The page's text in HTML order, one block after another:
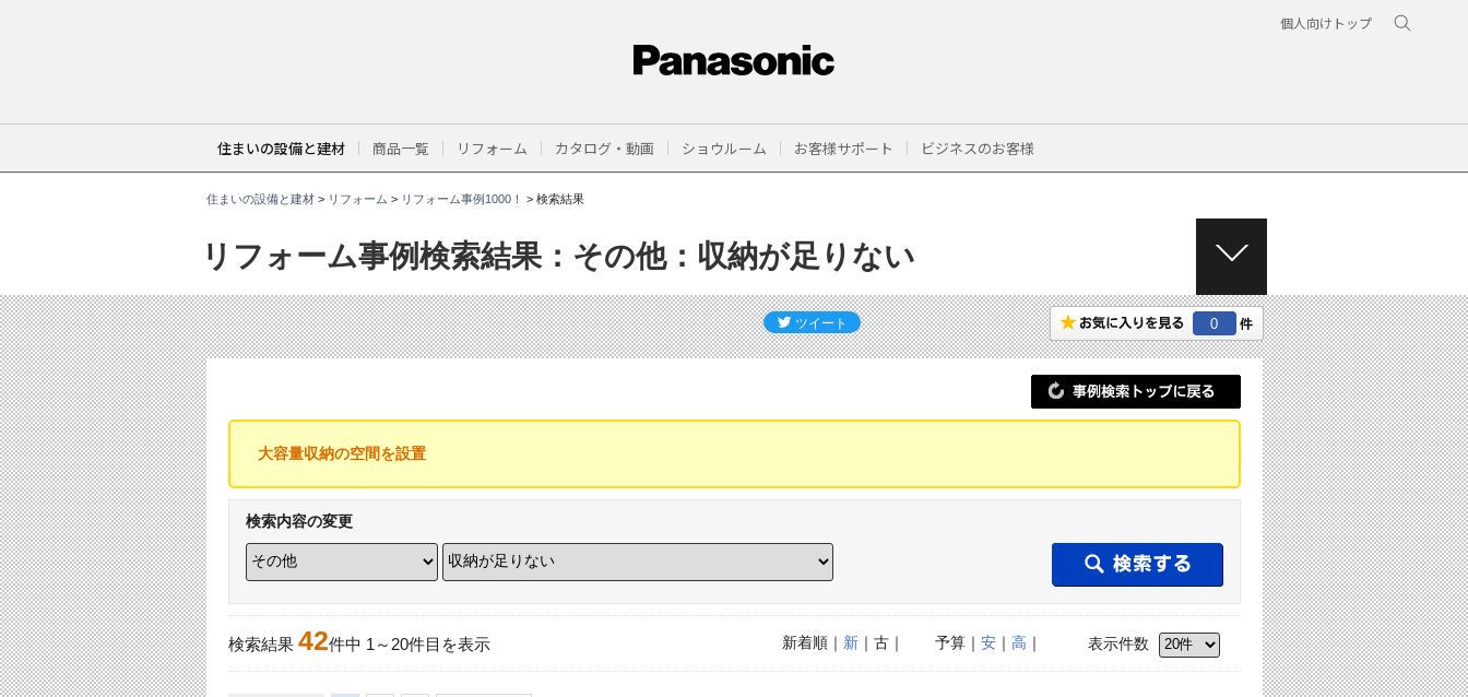
個人向けトップ
住まいの設備と建材 商品一覧 リフォーム カタログ・動画 ショウルーム お客様サポート ビジネスのお客様
住まいの設備と建材> リフォーム > リフォーム事例1000！ > 検索結果
リフォーム事例検索結果：その他：収納が足りない
E
N
。
0
大容量収納の空間を設置
検索内容の変更
検索結果 42件中 1 ～ 20件目を表示 表示件数
予算｜ 安｜ 高 ｜
新着順｜ 新｜古｜